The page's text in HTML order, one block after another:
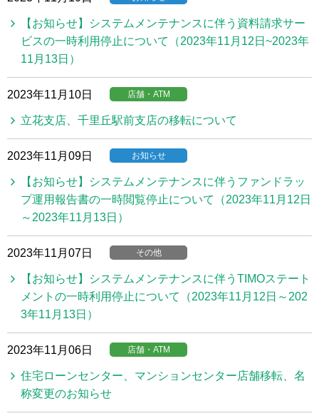
【お知らせ】システムメンテナンスに伴う資料請求サー
ビスの一時利用停止について（2023年11月12日~2023年
11月13日）
2023年11月10日 店舗・ATM
立花支店、千里丘駅前支店の移転について
2023年11月09日 お知らせ
【お知らせ】システムメンテナンスに伴うファンドラッ
プ運用報告書の一時閲覧停止について（2023年11月12日
～2023年11月13日）
2023年11月07日 その他
【お知らせ】システムメンテナンスに伴うTIMOステート
メントの一時利用停止について（2023年11月12日～202
3年11月13日）
2023年11月06日 店舗・ATM
住宅ローンセンター、マンションセンター店舗移転、名
称変更のお知らせ